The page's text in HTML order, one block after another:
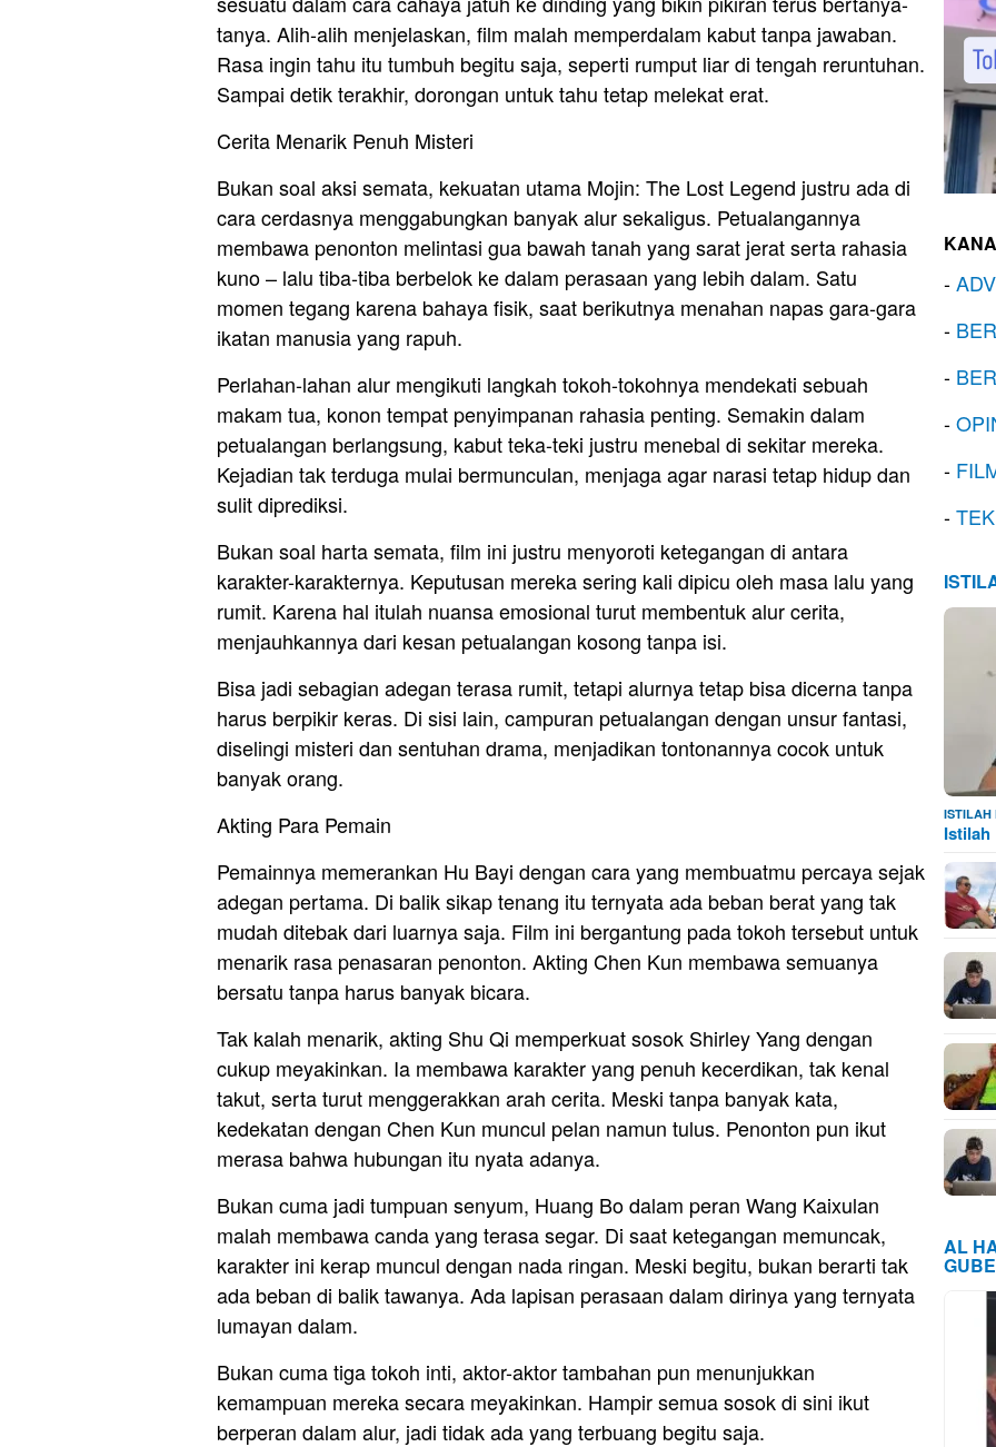
tanya. Alih-alih menjelaskan, film malah memperdalam kabut tanpa jawaban.
Rasa ingin tahu itu tumbuh begitu saja, seperti rumput liar di tengah reruntuhan.
Sampai detik terakhir, dorongan untuk tahu tetap melekat erat.
Cerita Menarik Penuh Misteri
Bukan soal aksi semata, kekuatan utama Mojin: The Lost Legend justru ada di
cara cerdasnya menggabungkan banyak alur sekaligus. Petualangannya
membawa penonton melintasi gua bawah tanah yang sarat jerat serta rahasia
kuno – lalu tiba-tiba berbelok ke dalam perasaan yang lebih dalam. Satu
momen tegang karena bahaya fisik, saat berikutnya menahan napas gara-gara
ikatan manusia yang rapuh.
Perlahan-lahan alur mengikuti langkah tokoh-tokohnya mendekati sebuah
makam tua, konon tempat penyimpanan rahasia penting. Semakin dalam
petualangan berlangsung, kabut teka-teki justru menebal di sekitar mereka.
Kejadian tak terduga mulai bermunculan, menjaga agar narasi tetap hidup dan
sulit diprediksi.
Bukan soal harta semata, film ini justru menyoroti ketegangan di antara
karakter-karakternya. Keputusan mereka sering kali dipicu oleh masa lalu yang
rumit. Karena hal itulah nuansa emosional turut membentuk alur cerita,
menjauhkannya dari kesan petualangan kosong tanpa isi.
Bisa jadi sebagian adegan terasa rumit, tetapi alurnya tetap bisa dicerna tanpa
harus berpikir keras. Di sisi lain, campuran petualangan dengan unsur fantasi,
diselingi misteri dan sentuhan drama, menjadikan tontonannya cocok untuk
banyak orang.
Akting Para Pemain
Pemainnya memerankan Hu Bayi dengan cara yang membuatmu percaya sejak
adegan pertama. Di balik sikap tenang itu ternyata ada beban berat yang tak
mudah ditebak dari luarnya saja. Film ini bergantung pada tokoh tersebut untuk
menarik rasa penasaran penonton. Akting Chen Kun membawa semuanya
bersatu tanpa harus banyak bicara.
Tak kalah menarik, akting Shu Qi memperkuat sosok Shirley Yang dengan
cukup meyakinkan. Ia membawa karakter yang penuh kecerdikan, tak kenal
takut, serta turut menggerakkan arah cerita. Meski tanpa banyak kata,
kedekatan dengan Chen Kun muncul pelan namun tulus. Penonton pun ikut
merasa bahwa hubungan itu nyata adanya.
Bukan cuma jadi tumpuan senyum, Huang Bo dalam peran Wang Kaixulan
malah membawa canda yang terasa segar. Di saat ketegangan memuncak,
karakter ini kerap muncul dengan nada ringan. Meski begitu, bukan berarti tak
ada beban di balik tawanya. Ada lapisan perasaan dalam dirinya yang ternyata
lumayan dalam.
Bukan cuma tiga tokoh inti, aktor-aktor tambahan pun menunjukkan
kemampuan mereka secara meyakinkan. Hampir semua sosok di sini ikut
berperan dalam alur, jadi tidak ada yang terbuang begitu saja.
-
-
-
-
-
-
ISTILAH
Istilah
AL